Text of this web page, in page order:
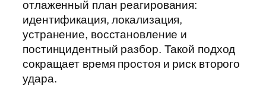
отлаженный план реагирования:
идентификация, локализация,
устранение, восстановление и
постинцидентный разбор. Такой подход
сокращает время простоя и риск второго
удара.